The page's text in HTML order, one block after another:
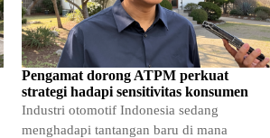
Pengamat dorong ATPM perkuat
strategi hadapi sensitivitas konsumen
Industri otomotif Indonesia sedang
menghadapi tantangan baru di mana